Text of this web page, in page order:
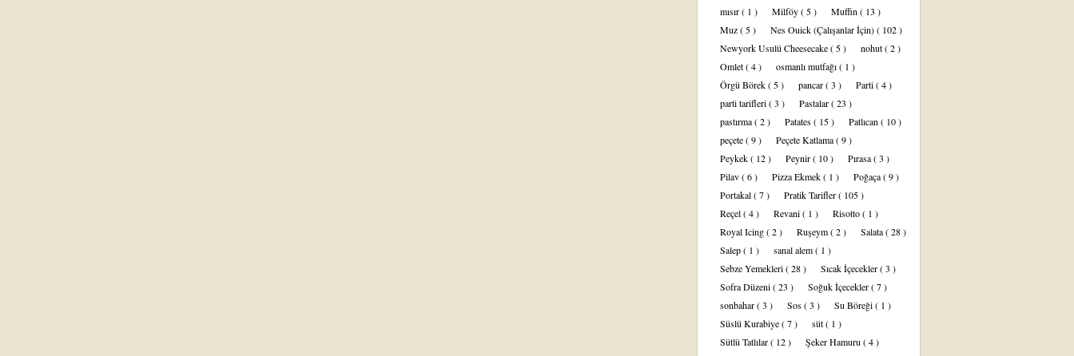
mısır( 1 ) Milföy( 5 ) Muffin ( 13 )
Muz( 5 ) Nes Ouick (Çalışanlar İçin)( 102 )
Newyork Usulü Cheesecake( 5 ) nohut( 2 )
Omlet( 4 ) osmanlı mutfağı( 1 )
Örgü Börek( 5 ) pancar( 3 ) Parti( 4 )
parti tarifleri( 3 ) Pastalar( 23 )
pastırma( 2 ) Patates( 15 ) Patlıcan ( 10 )
peçete( 9 ) Peçete Katlama( 9 )
Peykek( 12 ) Peynir( 10 ) Pırasa( 3 )
Pilav( 6 ) Pizza Ekmek( 1 ) Poğaça( 9 )
Portakal( 7 ) Pratik Tarifler( 105 )
Reçel( 4 ) Revani( 1 ) Risotto( 1 )
Royal Icing( 2 ) Ruşeym( 2 ) Salata( 28 )
Salep( 1 ) sanal alem( 1 )
Sebze Yemekleri( 28 ) Sıcak İçecekler( 3 )
Sofra Düzeni( 23 ) Soğuk İçecekler( 7 )
sonbahar( 3 ) Sos( 3 ) Su Böreği( 1 )
Süslü Kurabiye( 7 ) süt( 1 )
Sütlü Tatlılar( 12 ) Şeker Hamuru ( 4 )